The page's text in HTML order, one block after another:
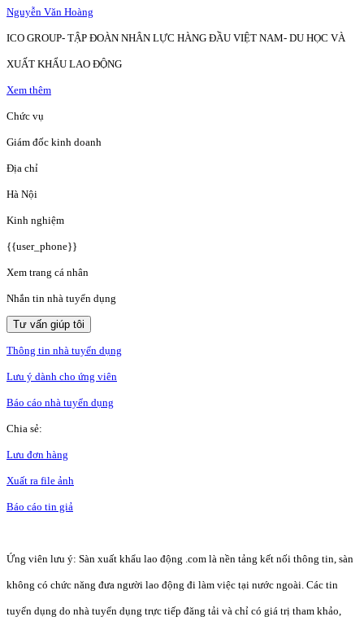
Nguyễn Văn Hoàng
ICO GROUP- TẬP ĐOÀN NHÂN LỰC HÀNG ĐẦU VIỆT NAM- DU HỌC VÀ
XUẤT KHẨU LAO ĐỘNG
Xem thêm
Chức vụ
Giám đốc kinh doanh
Địa chỉ
Hà Nội
Kinh nghiệm
{{user_phone}}
Xem trang cá nhân
Nhắn tin nhà tuyển dụng
Tư vấn giúp tôi
Thông tin nhà tuyển dụng
Lưu ý dành cho ứng viên
Báo cáo nhà tuyển dụng
Chia sẻ:
Lưu đơn hàng
Xuất ra file ảnh
Báo cáo tin giả
Ứng viên lưu ý: Sàn xuất khẩu lao động .com là nền tảng kết nối thông tin, sàn
không có chức năng đưa người lao động đi làm việc tại nước ngoài. Các tin
tuyển dụng do nhà tuyển dụng trực tiếp đăng tải và chỉ có giá trị tham khảo,